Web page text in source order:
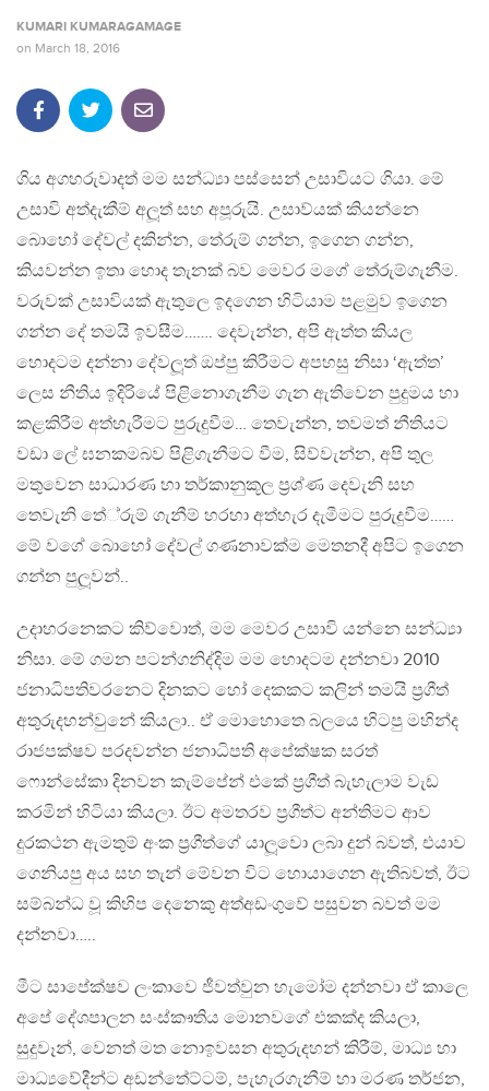
KUMARI KUMARAGAMAGE
on March 18, 2016
ගිය අගහරුවාදත් මම සන්ධ්‍යා පස්සෙන් උසාවියට ගියා. මේ
උසාවි අත්දැකීම් අලූත් සහ අපූරුයි. උසාව්යක් කියන්නෙ
බොහෝ දේවල් දකින්න, තේරුම් ගන්න, ඉගෙන ගන්න,
කියවන්න ඉතා හොද තැනක් බව මෙවර මගේ තේරුම්ගැනීම.
වරුවක් උසාවියක් ඇතුලෙ ඉදගෙන හිටියාම පළමුව ඉගෙන
ගන්න දේ තමයි ඉවසීම……. දෙවැන්න, අපි ඇත්ත කියල
හොදටම දන්නා දේවලූත් ඔප්පු කිරීමට අපහසු නිසා ‘ඇත්ත’
ලෙස නීතිය ඉදිරියේ පිළිනොගැනීම ගැන ඇතිවෙන පුදුමය හා
කළකිරීම අත්හැරීමට පුරුදුවීම… තෙවැන්න, තවමත් නීතියට
වඩා ලේ ඝනකමබව පිළිගැනීමට වීම, සිව්වැන්න, අපි තුල
මතුවෙන සාධාරණ හා තර්කානුකූල ප‍්‍රශ්ණ දෙවැනි සහ
තෙවැනි තේ්රුම් ගැනීම් හරහා අත්හැර දැමීමට පුරුදුවීම……
මේ වගේ බොහෝ දේවල් ගණනාවක්ම මෙතනදී අපිට ඉගෙන
ගන්න පුලූවන්..
උදාහරනෙකට කිව්වොත්, මම මෙවර උසාවි යන්නෙ සන්ධ්‍යා
නිසා. මේ ගමන පටන්ගනිද්දිම මම හොදටම දන්නවා 2010
ජනාධිපතිවරනෙට දිනකට හෝ දෙකකට කලින් තමයි ප‍්‍රගීත්
අතුරුදහන්වුනේ කියලා.. ඒ මොහොතෙ බලයෙ හිටපු මහින්ද
රාජපක්ෂව පරදවන්න ජනාධිපති අපේක්ෂක සරත්
ෆොන්සේකා දිනවන කැම්පේන් එකේ ප‍්‍රගීත් බැහැලාම වැඩ
කරමින් හිටියා කියලා. ඊට අමතරව ප‍්‍රගීත්ට අන්තිමට ආව
දුරකථන ඇමතුම් අංක ප‍්‍රගීත්ගේ යාලූවො ලබා දුන් බවත්, එයාව
ගෙනියපු අය සහ තැන් මේවන විට හොයාගෙන ඇතිබවත්, ඊට
සම්බන්ධ වූ කිහිප දෙනෙකු අත්අඩංගුවේ පසුවන බවත් මම
දන්නවා…..
මීට සාපේක්ෂව ලංකාවෙ ජීවත්වුන හැමෝම දන්නවා ඒ කාලෙ
අපේ දේශපාලන සංස්කෟතිය මොනවගේ එකක්ද කියලා,
සුදුවෑන්, වෙනත් මත නොඉවසන අතුරුදහන් කිරීම්, මාධ්‍ය හා
මාධ්‍යවේදීන්ට අඩන්තේට්ටම්, පැහැරගැනීම් හා මරණ තර්ජන,